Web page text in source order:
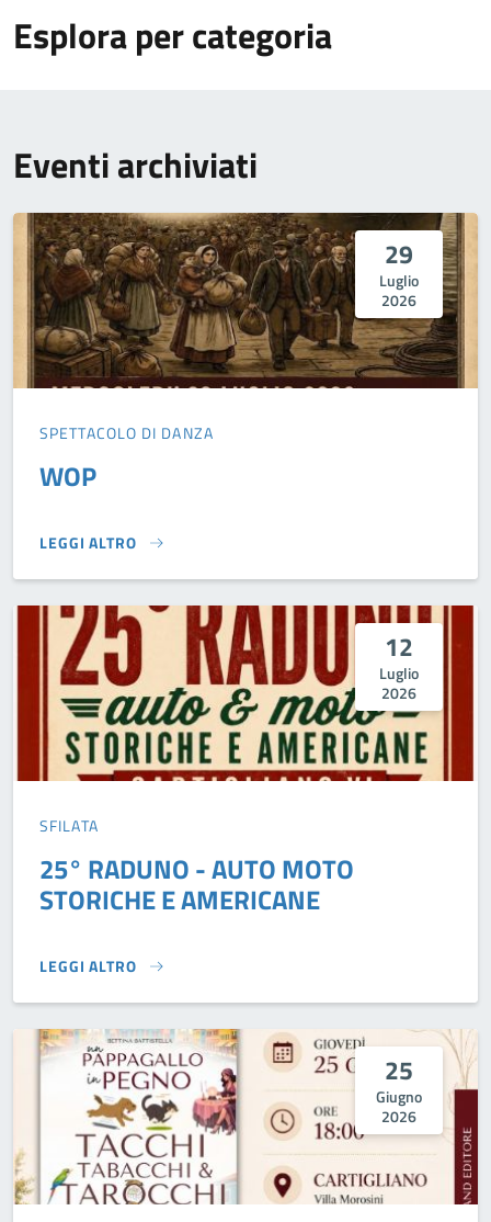
Esplora per categoria
Eventi archiviati
29
Luglio
2026
SPETTACOLO DI DANZA
WOP
LEGGI ALTRO
WOP}
12
Luglio
2026
SFILATA
25° RADUNO - AUTO MOTO
STORICHE E AMERICANE
LEGGI ALTRO
25° RADUNO - AUTO MOTO STORICHE E AMERICANE}
25
Giugno
2026